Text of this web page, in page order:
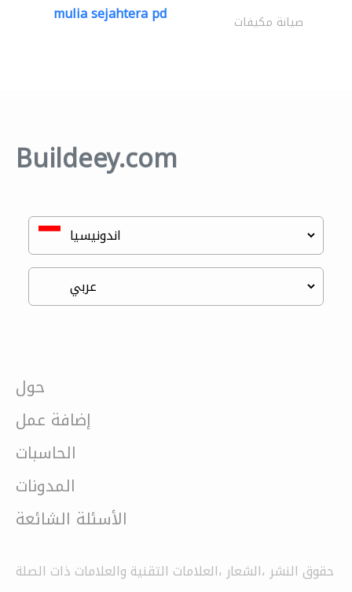
mulia sejahtera pd صيانة مكيفات
Buildeey.com
حول
إضافة عمل
الحاسبات
المدونات
الأسئلة الشائعة
حقوق النشر ،الشعار ،العلامات التقنية والعلامات ذات الصلة